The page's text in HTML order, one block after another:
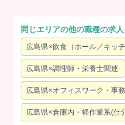
同じエリアの他の職種の求
広島県×飲食（ホール／キッ
広島県×調理師・栄養士関連
広島県×オフィスワーク・事
広島県×倉庫内・軽作業系(仕